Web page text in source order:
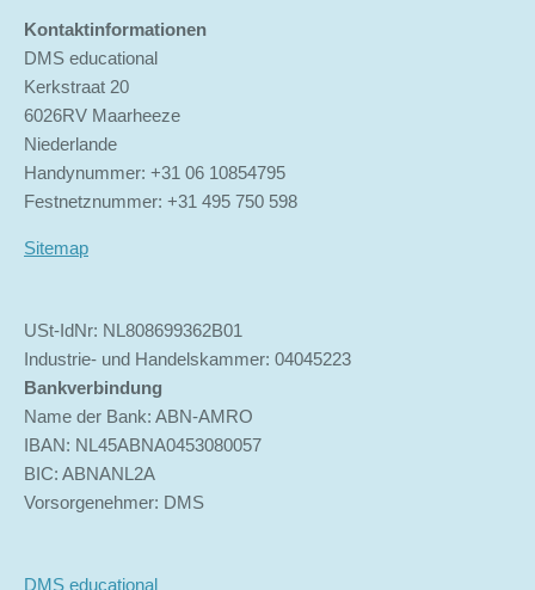
Kontaktinformationen
DMS educational
Kerkstraat 20
6026RV Maarheeze
Niederlande
Handynummer: +31 06 10854795
Festnetznummer: +31 495 750 598
Sitemap
USt-IdNr: NL808699362B01
Industrie- und Handelskammer: 04045223
Bankverbindung
Name der Bank: ABN-AMRO
IBAN: NL45ABNA0453080057
BIC: ABNANL2A
Vorsorgenehmer: DMS
DMS educational